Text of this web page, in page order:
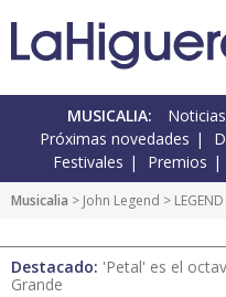
MUSICALIA:
Próximas novedades
Festivales
Premios
Musicalia > John Legend > LEGEND
Destacado: 'Petal' es el
Grande